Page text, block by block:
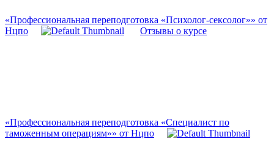
«Профессиональная переподготовка «Психолог-сексолог»» от
Нцпо
Отзывы о курсе
«Профессиональная переподготовка «Специалист по
таможенным операциям»» от Нцпо